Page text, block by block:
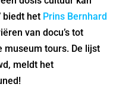
biedt het Prins Bernhard
van docu’s tot
museum tours. De lijst
meldt het